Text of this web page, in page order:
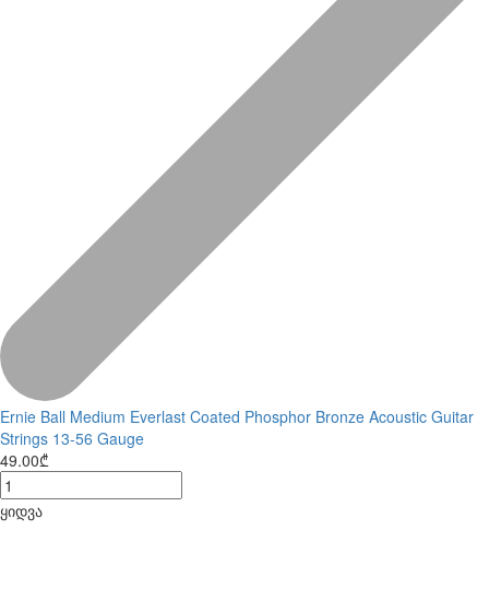
Ernie Ball Medium Everlast Coated Phosphor Bronze Acoustic Guitar
Strings 13-56 Gauge
49.00₾
ყიდვა